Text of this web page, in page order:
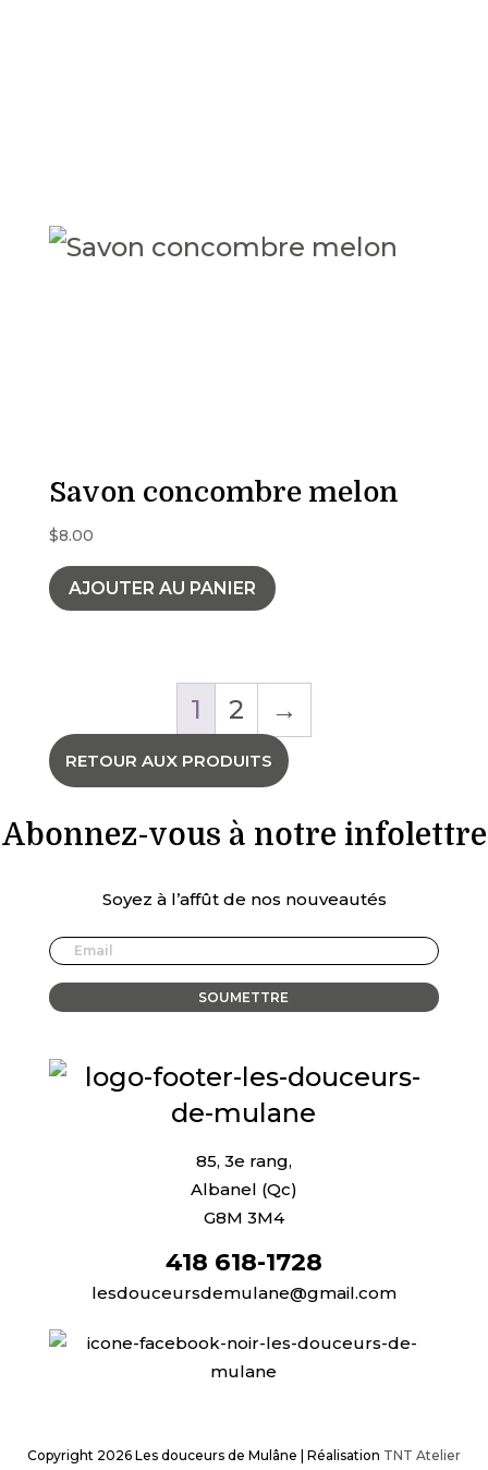
Savon concombre melon
$8.00
AJOUTER AU PANIER
1 2 →
RETOUR AUX PRODUITS
Abonnez-vous à notre infolettre
Soyez à l’affût de nos nouveautés
85, 3e rang,
Albanel (Qc)
G8M 3M4
418 618-1728
lesdouceursdemulane@gmail.com
Copyright 2026 Les douceurs de Mulâne | Réalisation TNT Atelier